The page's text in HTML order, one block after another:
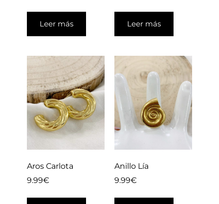
Leer más Leer más
Aros Carlota
9.99€
Anillo Lía
9.99€